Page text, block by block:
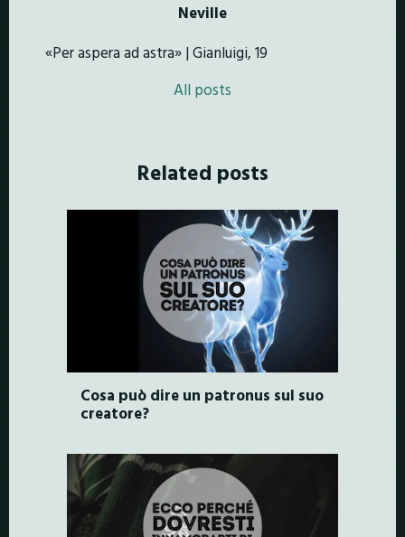
Neville
«Per aspera ad astra» | Gianluigi, 19
All posts
Related posts
Cosa può dire un patronus sul suo
creatore?